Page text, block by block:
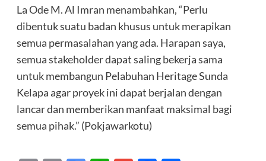
La Ode M. Al Imran menambahkan, “Perlu
dibentuk suatu badan khusus untuk merapikan
semua permasalahan yang ada. Harapan saya,
semua stakeholder dapat saling bekerja sama
untuk membangun Pelabuhan Heritage Sunda
Kelapa agar proyek ini dapat berjalan dengan
lancar dan memberikan manfaat maksimal bagi
semua pihak.” (Pokjawarkotu)